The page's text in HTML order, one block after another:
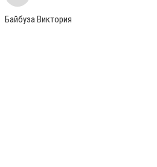
Байбуза Виктория